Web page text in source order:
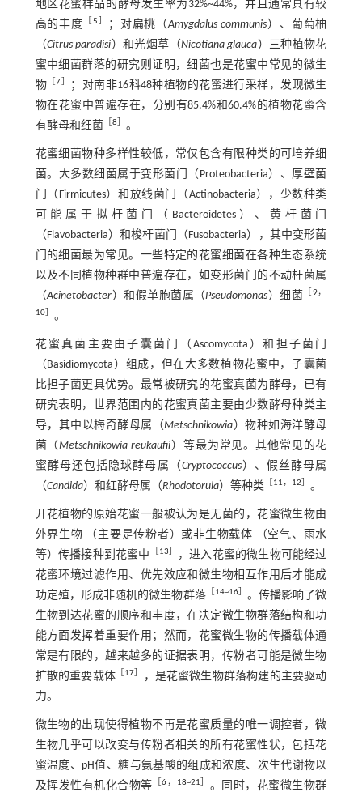
地区花蜜样品的酵母发生率为32%~44%，并且通常具有较
高的丰度
5 ；对扁桃（Amygdalus communis）、葡萄柚
（Citrus paradisi）和光烟草（Nicotiana glauca）三种植物花
蜜中细菌群落的研究则证明，细菌也是花蜜中常见的微生
物 ［7
；对南非16科48种植物的花蜜进行采样，发现微生
物在花蜜中普遍存在，分别有85.4%和60.4%的植物花蜜含
有酵母和细菌［ 8 。
花蜜细菌物种多样性较低，常仅包含有限种类的可培养细
菌。大多数细菌属于变形菌门（Proteobacteria）、厚壁菌
门（Firmicutes）和放线菌门（Actinobacteria），少数种类
可能属于拟杆菌门（Bacteroidetes）、黄杆菌门
（Flavobacteria）和梭杆菌门（Fusobacteria），其中变形菌
门的细菌最为常见。一些特定的花蜜细菌在各种生态系统
以及不同植物种群中普遍存在，如变形菌门的不动杆菌属
（Acinetobacter）和假单胞菌属（Pseudomonas）细菌 9，
10］ 。
花蜜真菌主要由子囊菌门（Ascomycota）和担子菌门
（Basidiomycota）组成，但在大多数植物花蜜中，子囊菌
比担子菌更具优势。最常被研究的花蜜真菌为酵母，已有
研究表明，世界范围内的花蜜真菌主要由少数酵母种类主
导，其中以梅奇酵母属（Metschnikowia）物种如海洋酵母
菌（Metschnikowia reukaufii）等最为常见。其他常见的花
蜜酵母还包括隐球酵母属（Cryptococcus）、假丝酵母属
（Candida）和红酵母属（Rhodotorula）等种类 11， 12 。
开花植物的原始花蜜一般被认为是无菌的，花蜜微生物由
外界生物 （主要是传粉者）或非生物载体 （空气、雨水
等）传播接种到花蜜中
13
，进入花蜜的微生物可能经过
花蜜环境过滤作用、优先效应和微生物相互作用后才能成
功定殖，形成非随机的微生物群落［ 14~16］ 。传播影响了微
生物到达花蜜的顺序和丰度，在决定微生物群落结构和功
能方面发挥着重要作用；然而，花蜜微生物的传播载体通
常是有限的，越来越多的证据表明，传粉者可能是微生物
扩散的重要载体［ 17
，是花蜜微生物群落构建的主要驱动
力。
微生物的出现使得植物不再是花蜜质量的唯一调控者，微
生物几乎可以改变与传粉者相关的所有花蜜性状，包括花
蜜温度、pH值、糖与氨基酸的组成和浓度、次生代谢物以
及挥发性有机化合物等 ［6， 18~21 。同时，花蜜微生物群